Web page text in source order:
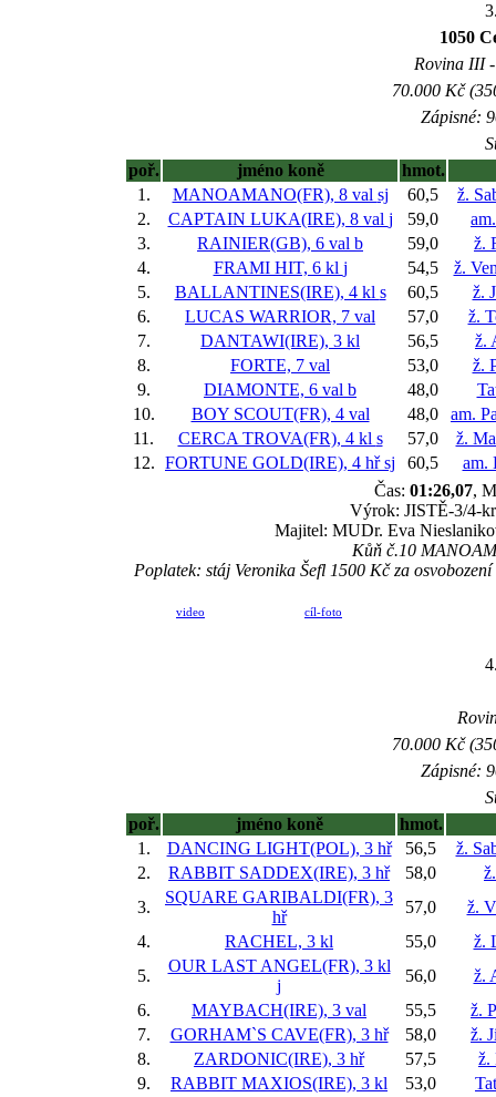
1050
Rovina III
70.000 Kč
Zápisné:
poř.
jméno koně
hmot.
1.
MANOAMANO(FR), 8 val sj 60,5
ž.
2.
CAPTAIN LUKA(IRE), 8 val j 59,0
3.
RAINIER(GB), 6 val b 59,0
ž.
4.
FRAMI HIT, 6 kl j 54,5
ž.
5.
BALLANTINES(IRE), 4 kl s 60,5
ž.
6.
LUCAS WARRIOR, 7 val 57,0
ž.
7.
DANTAWI(IRE), 3 kl 56,5
ž.
8.
FORTE, 7 val 53,0
ž.
9.
DIAMONTE, 6 val b 48,0
10.
BOY SCOUT(FR), 4 val 48,0
am.
11.
CERCA TROVA(FR), 4 kl s 57,0
ž.
12. FORTUNE GOLD(IRE), 4 hřsj 60,5
am.
Čas: 01:26,07,
Výrok: JISTĚ-3/4-
Majitel: MUDr. Eva
Kůň č.10
Poplatek: stáj Veronika Šefl 1500 Kč za
video cíl-foto
70.000 Kč
Zápisné:
poř.
jméno koně
hmot.
1.
DANCING LIGHT(POL), 3 hř 56,5
ž.
2.
RABBIT SADDEX(IRE), 3 hř 58,0
3.
SQUARE GARIBALDI(FR), 3
hř
57,0
ž.
4.
RACHEL, 3 kl 55,0
ž.
5.
OUR LAST ANGEL(FR), 3 kl
j
56,0
ž.
6.
MAYBACH(IRE), 3 val 55,5
ž.
7.
GORHAM`S CAVE(FR), 3 hř 58,0
ž.
8.
ZARDONIC(IRE), 3 hř 57,5
ž.
9.
RABBIT MAXIOS(IRE), 3 kl 53,0